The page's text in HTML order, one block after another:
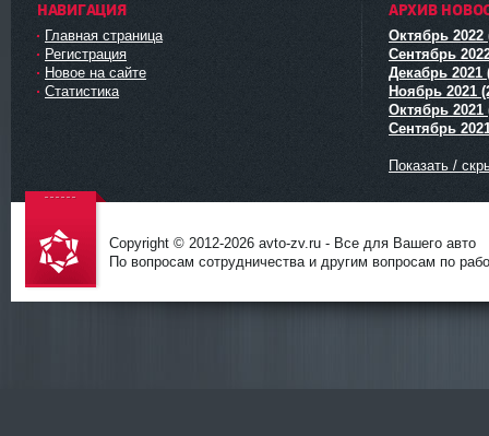
НАВИГАЦИЯ
Главная страница
Регистрация
Новое на сайте
Статистика
АРХИВ
Октябрь 2022
Сентябрь
Декабрь 2021
Ноябрь 2021
Октябрь 2021
Сентябрь
Показать /
avto-zv.ru
Copyright © 2012-2026 avto-zv.ru - Все для Вашего авто
По вопросам сотрудничества и другим вопросам по